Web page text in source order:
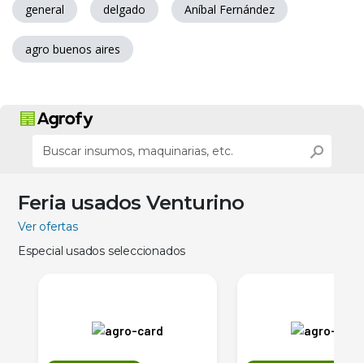
general delgado Aníbal Fernández
agro buenos aires
Feria usados Venturino
Ver ofertas
Especial usados seleccionados